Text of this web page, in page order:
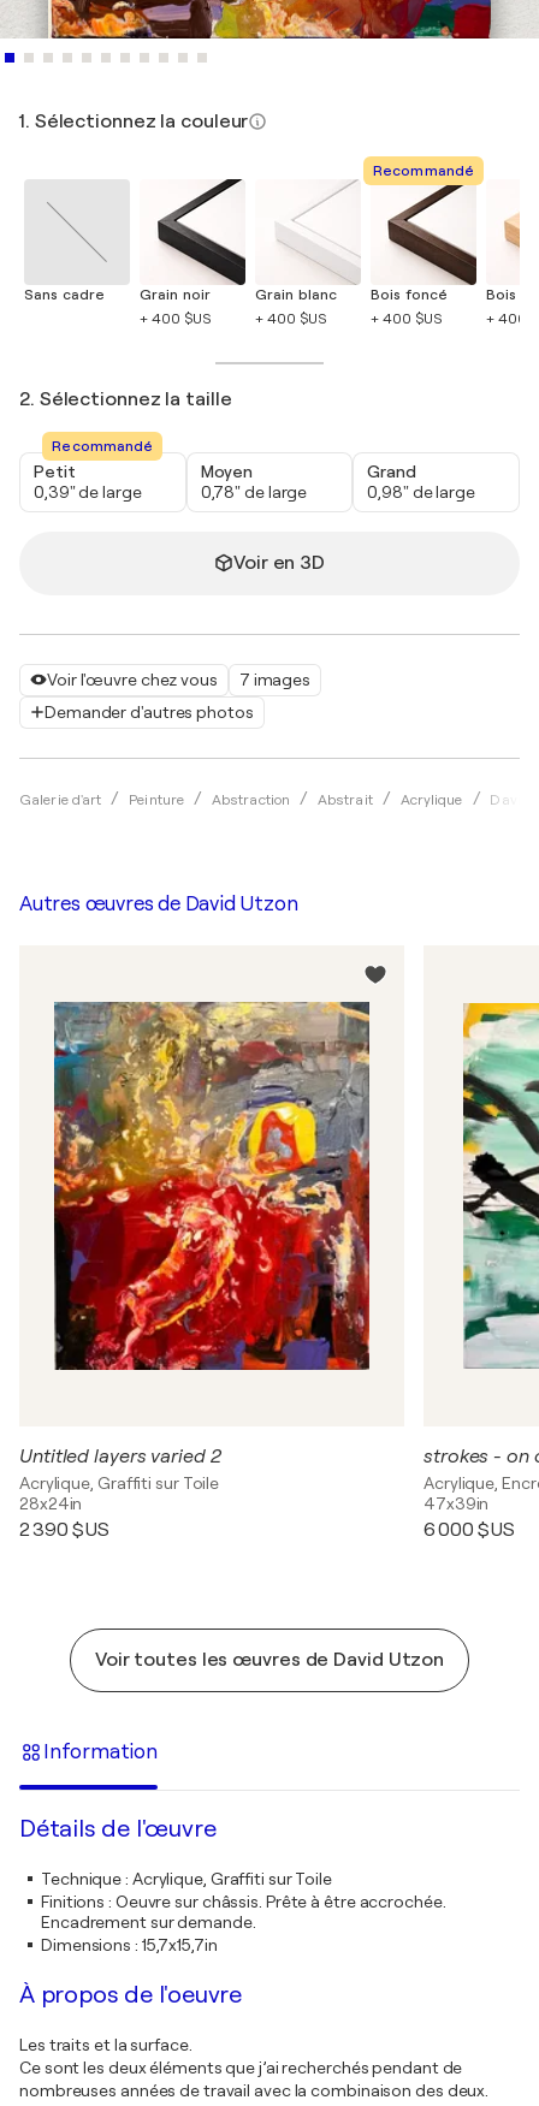
Voir l'œuvre chez vous
7 images
Demander d'autres photos
Galerie d'art Peinture Abstraction Abstrait Acrylique David
1. Sélectionnez la couleur
Sans cadre
Grain noir
+ 400 $US
Grain blanc
+ 400 $US
Recommandé
Bois foncé
+ 400 $US
Bois
+ 400
2. Sélectionnez la taille
Recommandé
Petit
0,39" de large
Moyen
0,78" de large
Grand
0,98" de large
Voir en 3D
Autres œuvres de David Utzon
Untitled layers varied 2
Acrylique, Graffiti sur Toile
28x24in
2 390 $US
Acrylique,
47x39in
6 000 $US
Voir toutes les œuvres de David Utzon
Information
Détails de l'œuvre
Technique: Acrylique, Graffiti sur Toile
Finitions : Oeuvre sur châssis. Prête à être accrochée.
Encadrement sur demande.
Dimensions : 15,7x15,7in
À propos de l'oeuvre
Les traits et la surface.
Ce sont les deux éléments que j’ai recherchés pendant de
nombreuses années de travail avec la combinaison des deux.